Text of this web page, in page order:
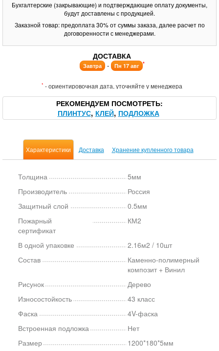
Бухгалтерские (закрывающие) и подтверждающие оплату документы,
будут доставлены с продукцией.
Заказной товар: предоплата 30% от суммы заказа, далее расчет по
договоренности с менеджерами.
ДОСТАВКА
Завтра - Пн 17 авг *
* - ориентировочная дата, уточняйте у менеджера
РЕКОМЕНДУЕМ ПОСМОТРЕТЬ
ПЛИНТУС КЛЕЙ ПОДЛОЖКА
Характеристики Доставка Хранение купленного товара
Толщина
5мм
Производитель
Россия
Защитный слой
0.5мм
Пожарный
сертификат
КМ2
В одной упаковке
2.16м2 / 10шт
Состав
Каменно-полимерный
композит + Винил
Рисунок
Дерево
Износостойкость
43 класс
Фаска
4V-фаска
Встроенная подложка
Нет
Размер
1200*180*5мм